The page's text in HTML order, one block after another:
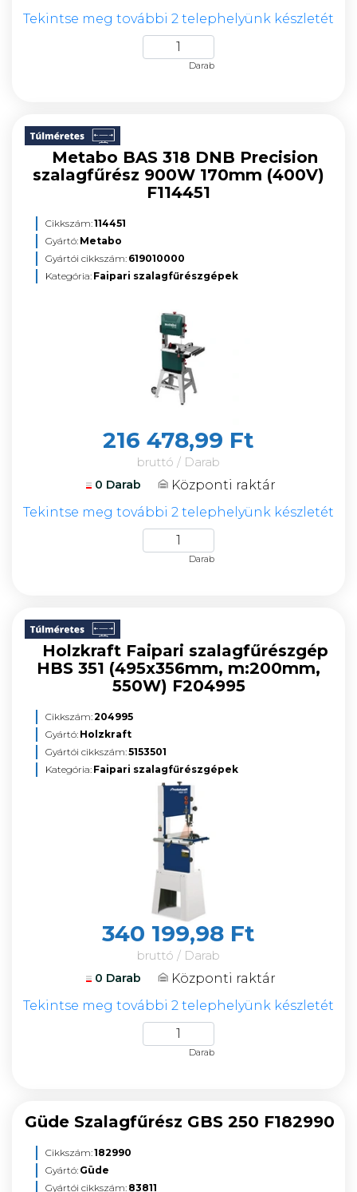
Tekintse meg további 2 telephelyünk készletét
Darab
Metabo BAS 318 DNB Precision
szalagfűrész 900W 170mm (400V)
F114451
Cikkszám:114451
Gyártó: Metabo
Gyártói cikkszám: 619010000
Kategória: Faipari szalagfűrészgépek
216 478,99 Ft
bruttó / Darab
0 Darab
Központi raktár
Tekintse meg további 2 telephelyünk készletét
Darab
Holzkraft Faipari szalagfűrészgép
HBS 351 (495x356mm, m:200mm,
550W) F204995
Cikkszám:204995
Gyártó: Holzkraft
Gyártói cikkszám:5153501
Kategória: Faipari szalagfűrészgépek
340 199,98 Ft
bruttó / Darab
0 Darab
Központi raktár
Tekintse meg további 2 telephelyünk készletét
Darab
Güde Szalagfűrész GBS 250 F182990
Cikkszám:182990
Gyártó: Güde
Gyártói cikkszám: 83811